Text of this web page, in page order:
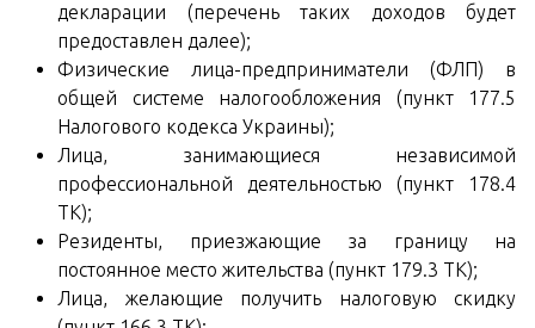
декларации (перечень таких доходов будет
предоставлен далее);
Физические лица-предприниматели (ФЛП) в
общей системе налогообложения (пункт 177.5
Налогового кодекса Украины);
Лица, занимающиеся независимой
профессиональной деятельностью (пункт 178.4
ТК);
Резиденты, приезжающие за границу на
постоянное место жительства (пункт 179.3 ТК);
Лица, желающие получить налоговую скидку